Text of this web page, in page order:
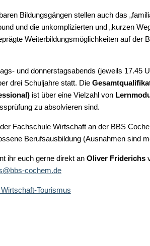
Bildungsgängen stellen auch das
und die unkomplizierten und „kurzen
Weiterbildungsmöglichkeiten auf der
und donnerstagsabends (jeweils 17.45
drei Schuljahre statt. Die
ist über eine Vielzahl von
zu absolvieren sind.
Fachschule Wirtschaft an der BBS
Berufsausbildung (Ausnahmen sind
ihr euch gerne direkt an Oliver Friderichs
cochem.de
Tourismus